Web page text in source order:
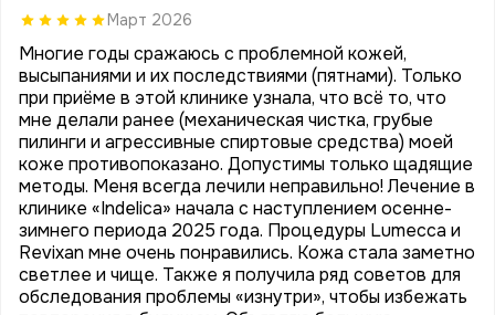
Март 2026
Многие годы сражаюсь с проблемной кожей,
высыпаниями и их последствиями (пятнами). Только
при приёме в этой клинике узнала, что всё то, что
мне делали ранее (механическая чистка, грубые
пилинги и агрессивные спиртовые средства) моей
коже противопоказано. Допустимы только щадящие
методы. Меня всегда лечили неправильно! Лечение в
клинике «Indelica» начала с наступлением осенне-
зимнего периода 2025 года. Процедуры Lumecca и
Revixan мне очень понравились. Кожа стала заметно
светлее и чище. Также я получила ряд советов для
обследования проблемы «изнутри», чтобы избежать